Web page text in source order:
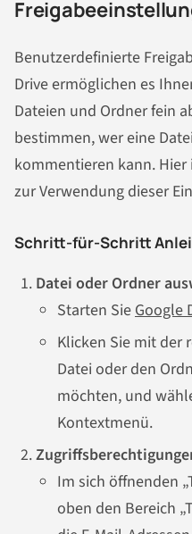
Benutzerdefinierte
Drive ermöglichen es
Dateien und Ordner fein
bestimmen, wer eine
kommentieren kann.
zur Verwendung dieser
Schritt-für-Schritt
Datei oder Ordner
Starten Sie Google
Klicken Sie mit der
Datei oder den
möchten, und
Kontextmenü.
Im sich öffnenden
oben den Bereich